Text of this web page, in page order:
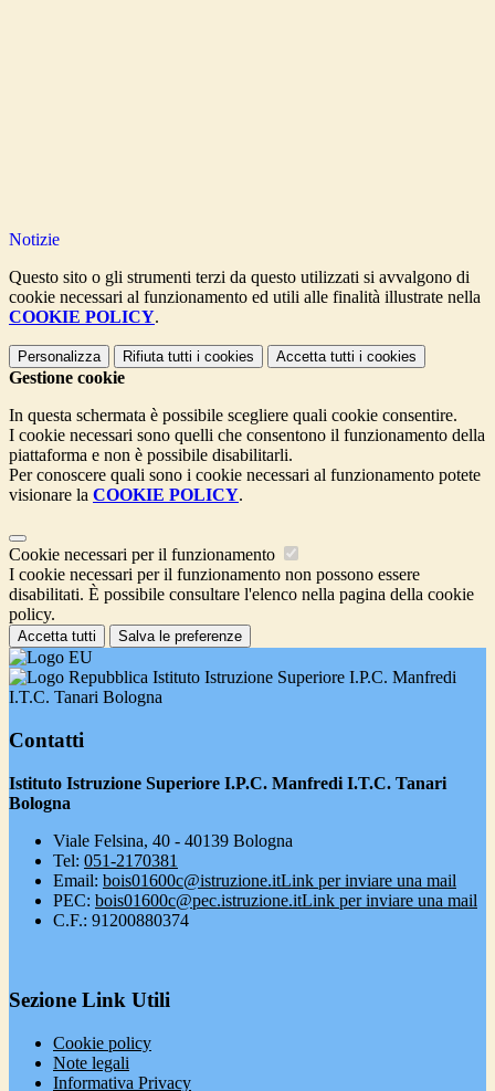
Notizie
Questo sito o gli strumenti terzi da questo utilizzati si avvalgono di
cookie necessari al funzionamento ed utili alle finalità illustrate nella
COOKIE POLICY.
Personalizza Rifiuta tutti i cookies Accetta tutti i cookies
Gestione cookie
In questa schermata è possibile scegliere quali cookie consentire.
I cookie necessari sono quelli che consentono il funzionamento della
piattaforma e non è possibile disabilitarli.
Per conoscere quali sono i cookie necessari al funzionamento potete
visionare la COOKIE POLICY.
Cookie necessari per il funzionamento
I cookie necessari per il funzionamento non possono essere
disabilitati. È possibile consultare l'elenco nella pagina della cookie
policy.
Accetta tutti Salva le preferenze
Istituto Istruzione Superiore I.P.C. Manfredi
I.T.C. Tanari Bologna
Contatti
Istituto Istruzione Superiore I.P.C. Manfredi I.T.C. Tanari
Bologna
Viale Felsina, 40 - 40139 Bologna
Tel: 051-2170381
Email: bois01600c@istruzione.itLink per inviare una mail
PEC: bois01600c@pec.istruzione.itLink per inviare una mail
C.F.: 91200880374
Sezione Link Utili
Cookie policy
Note legali
Informativa Privacy